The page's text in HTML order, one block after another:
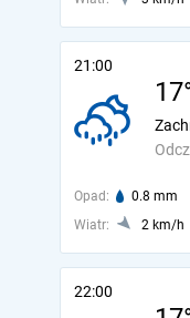
21:00
Opad: 0.8 mm
Wiatr:
2 km/h
22:00